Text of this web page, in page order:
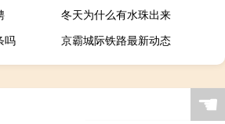
冬天为什么有水珠出来
吗
京霸城际铁路最新动态
☚